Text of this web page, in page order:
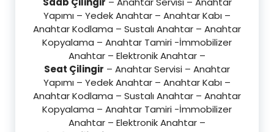
Yapımı – Yedek Anahtar – Anahtar Kabı –
Anahtar Kodlama – Sustalı Anahtar – Anahtar
Kopyalama – Anahtar Tamiri -İmmobilizer
Anahtar – Elektronik Anahtar –
Seat Çilingir – Anahtar Servisi – Anahtar
Yapımı – Yedek Anahtar – Anahtar Kabı –
Anahtar Kodlama – Sustalı Anahtar – Anahtar
Kopyalama – Anahtar Tamiri -İmmobilizer
Anahtar – Elektronik Anahtar –